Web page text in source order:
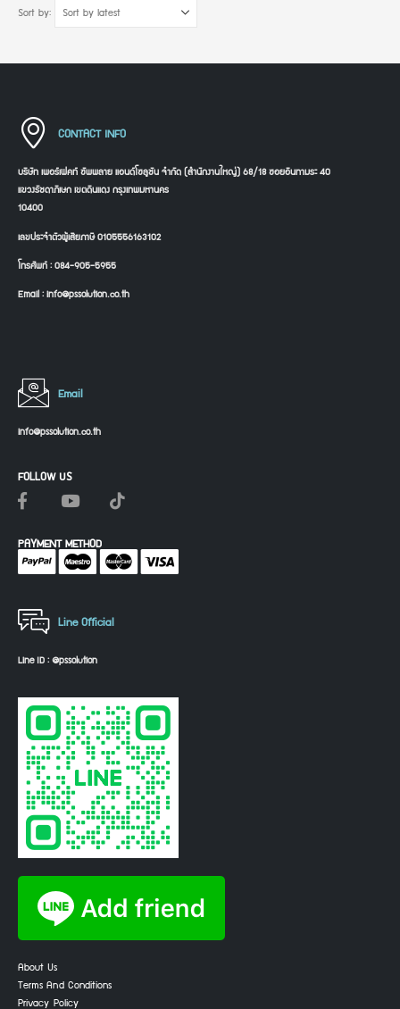
Sort by:
CONTACT INFO
บริษัท เพอร์เฟคท์ ซัพพลาย แอนด์โซลูชัน จำกัด (สำนักงานใหญ่) 68/18 ซอยอินทามระ 40
แขวงรัชดาภิเษก เขตดินแดง กรุงเทพมหานคร
10400
เลขประจำตัวผู้เสียภาษี 0105556163102
โทรศัพท์ : 084-905-5955
Email : info@pssolution.co.th
Line Official
Line ID : @pssolution
About Us
Terms And Conditions
Privacy Policy
Email
info@pssolution.co.th
FOLLOW US
PAYMENT METHOD